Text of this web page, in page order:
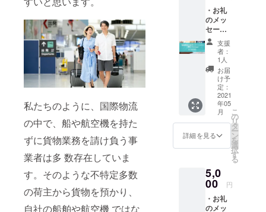
私たちのように、国際物流
の中で、船や航空機を持た
ずに貨物業務を請け負う事
業者は多 数存在していま
す。そのような不特定多数
の荷主から貨物を預かり、
⾃社の船舶や航空機 ではな
売をますま
す発展さ
せ、世界経
済の発展に
よりこのコ
ロナ禍を乗
り越えてい
きたいと思
います。
⼀丸となり
おります！
応援、お願
す！！
の企業
名、個
⼈名、
ニック
ネー
ム、イ
ニシャ
ルを記
載 ※支
援時、
必ず備
考欄に
ご希望
のお名
い。
・お礼
のメッ
セージ
・「最
適物流
の科
学」
（著者
サイン
⼊り書
籍） ・
プロ
ジェク
トの活
動報告
・ご希
は弊社
HP に⽀
援者様
の企業
名、個
支援
者：
1人
お届
け予
定：
2021
年05
月
詳細を見る
こ
の
リ
タ
ー
ン
を
選
択
す
る
5,0
00 円
・お礼
のメッ